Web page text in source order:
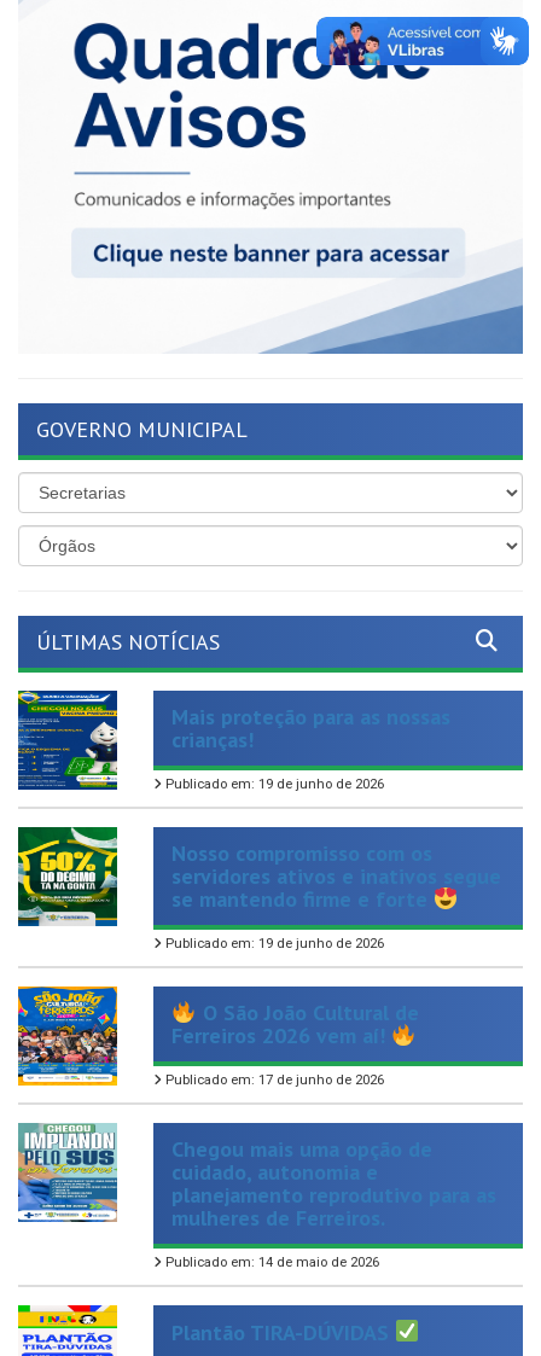
Mais proteção para as nossas
crianças!
Publicado em: 19 de junho de 2026
Nosso compromisso com os
servidores ativos e inativos segue
se mantendo firme e forte
Publicado em: 19 de junho de 2026
O São João Cultural de
Ferreiros 2026 vem aí!
Publicado em: 17 de junho de 2026
Chegou mais uma opção de
cuidado, autonomia e
planejamento reprodutivo para as
mulheres de Ferreiros.
Publicado em: 14 de maio de 2026
Plantão TIRA-DÚVIDAS
Publicado em: 13 de maio de 2026